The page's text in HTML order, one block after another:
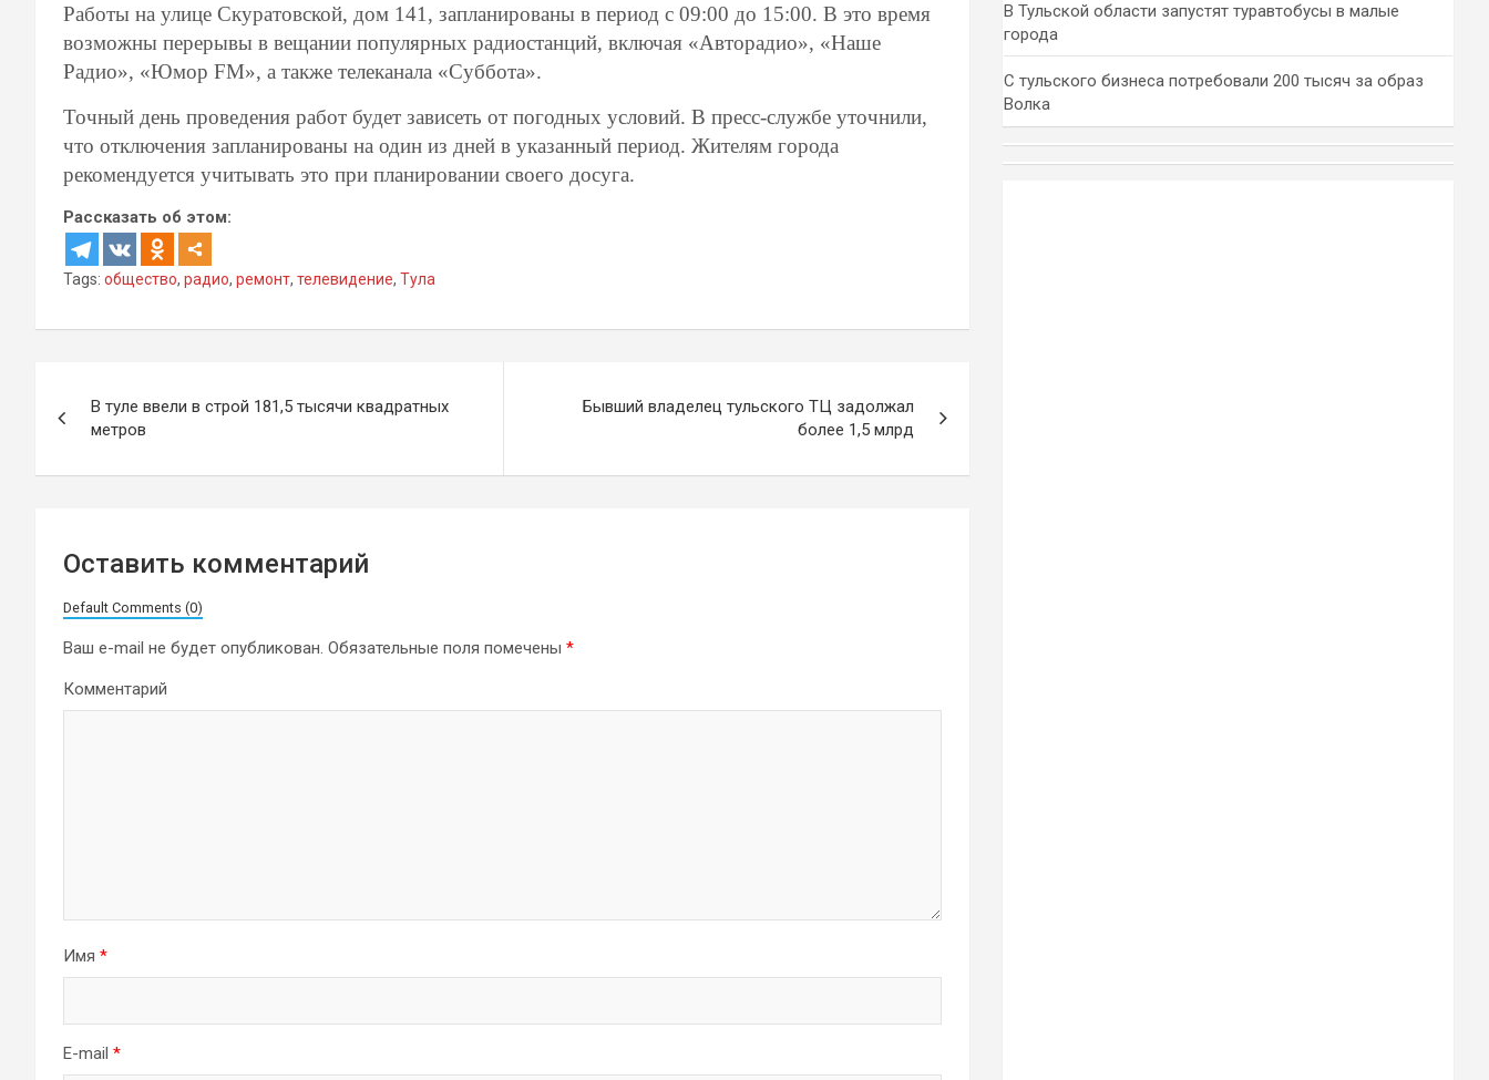
Работы на улице Скуратовской, дом 141, запланированы в период с 09:00 до 15:00. В это время
возможны перерывы в вещании популярных радиостанций, включая «Авторадио», «Наше
Радио», «Юмор FM», а также телеканала «Суббота».
Точный день проведения работ будет зависеть от погодных условий. В пресс-службе уточнили,
что отключения запланированы на один из дней в указанный период. Жителям города
рекомендуется учитывать это при планировании своего досуга.
Рассказать об этом:
Tags: общество, радио, ремонт, телевидение, Тула
по
записям
В туле ввели в строй 181,5 тысячи квадратных
метров
Бывший владелец тульского ТЦ задолжал
более 1,5 млрд
Оставить комментарий
Default Comments (0)
Ваш e-mail не будет опубликован. Обязательные поля помечены *
Комментарий
Имя *
E-mail *
В Тульской области запустят туравтобусы в малые
города
С тульского бизнеса потребовали 200 тысяч за образ
Волка